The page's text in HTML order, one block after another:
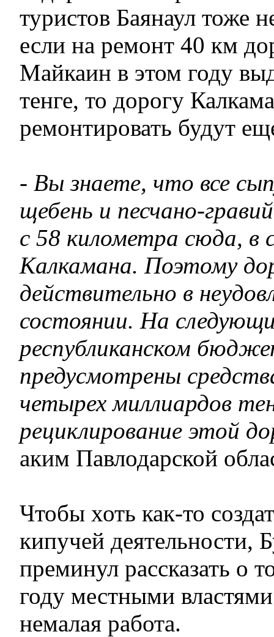
туристов Баянаул тоже
если на ремонт 40 км
Майкаин в этом году
тенге, то дорогу
ремонтировать будут
- Вы знаете, что все
щебень и песчано-
с 58 километра сюда, в
Калкамана. Поэтому
действительно в
состоянии. На
республиканском
предусмотрены
четырех миллиардов
рециклирование этой
аким Павлодарской
Чтобы хоть как-то
кипучей деятельности,
преминул рассказать о
году местными
немалая работа.